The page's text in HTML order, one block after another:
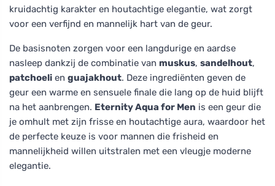
kruidachtig karakter en houtachtige elegantie, wat zorgt
voor een verfijnd en mannelijk hart van de geur.
De basisnoten zorgen voor een langdurige en aardse
nasleep dankzij de combinatie van muskus, sandelhout,
patchoeli en guajakhout. Deze ingrediënten geven de
geur een warme en sensuele finale die lang op de huid blijft
na het aanbrengen. Eternity Aqua for Men is een geur die
je omhult met zijn frisse en houtachtige aura, waardoor het
de perfecte keuze is voor mannen die frisheid en
mannelijkheid willen uitstralen met een vleugje moderne
elegantie.